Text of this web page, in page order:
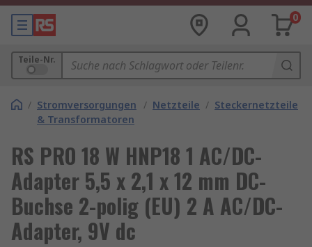
0
Teile-Nr.
/ Stromversorgungen
& Transformatoren
/ Netzteile / Steckernetzteile
RS PRO 18 W HNP18 1 AC/DC-
Adapter 5,5 x 2,1 x 12 mm DC-
Buchse 2-polig (EU) 2 A AC/DC-
Adapter, 9V dc